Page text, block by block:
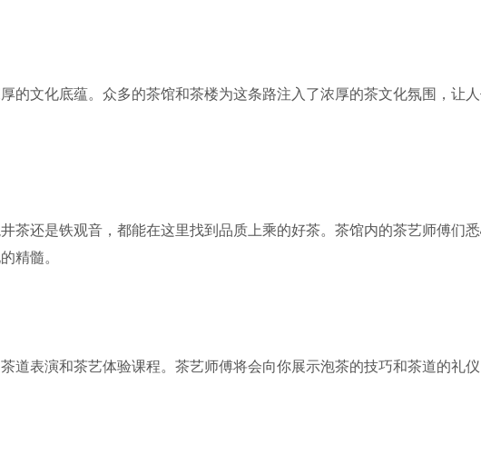
的文化底蕴。众多的茶馆和茶楼为这条路注入了浓厚的茶文化氛围，让
茶还是铁观音，都能在这里找到品质上乘的好茶。茶馆内的茶艺师傅们
精髓。
道表演和茶艺体验课程。茶艺师傅将会向你展示泡茶的技巧和茶道的礼